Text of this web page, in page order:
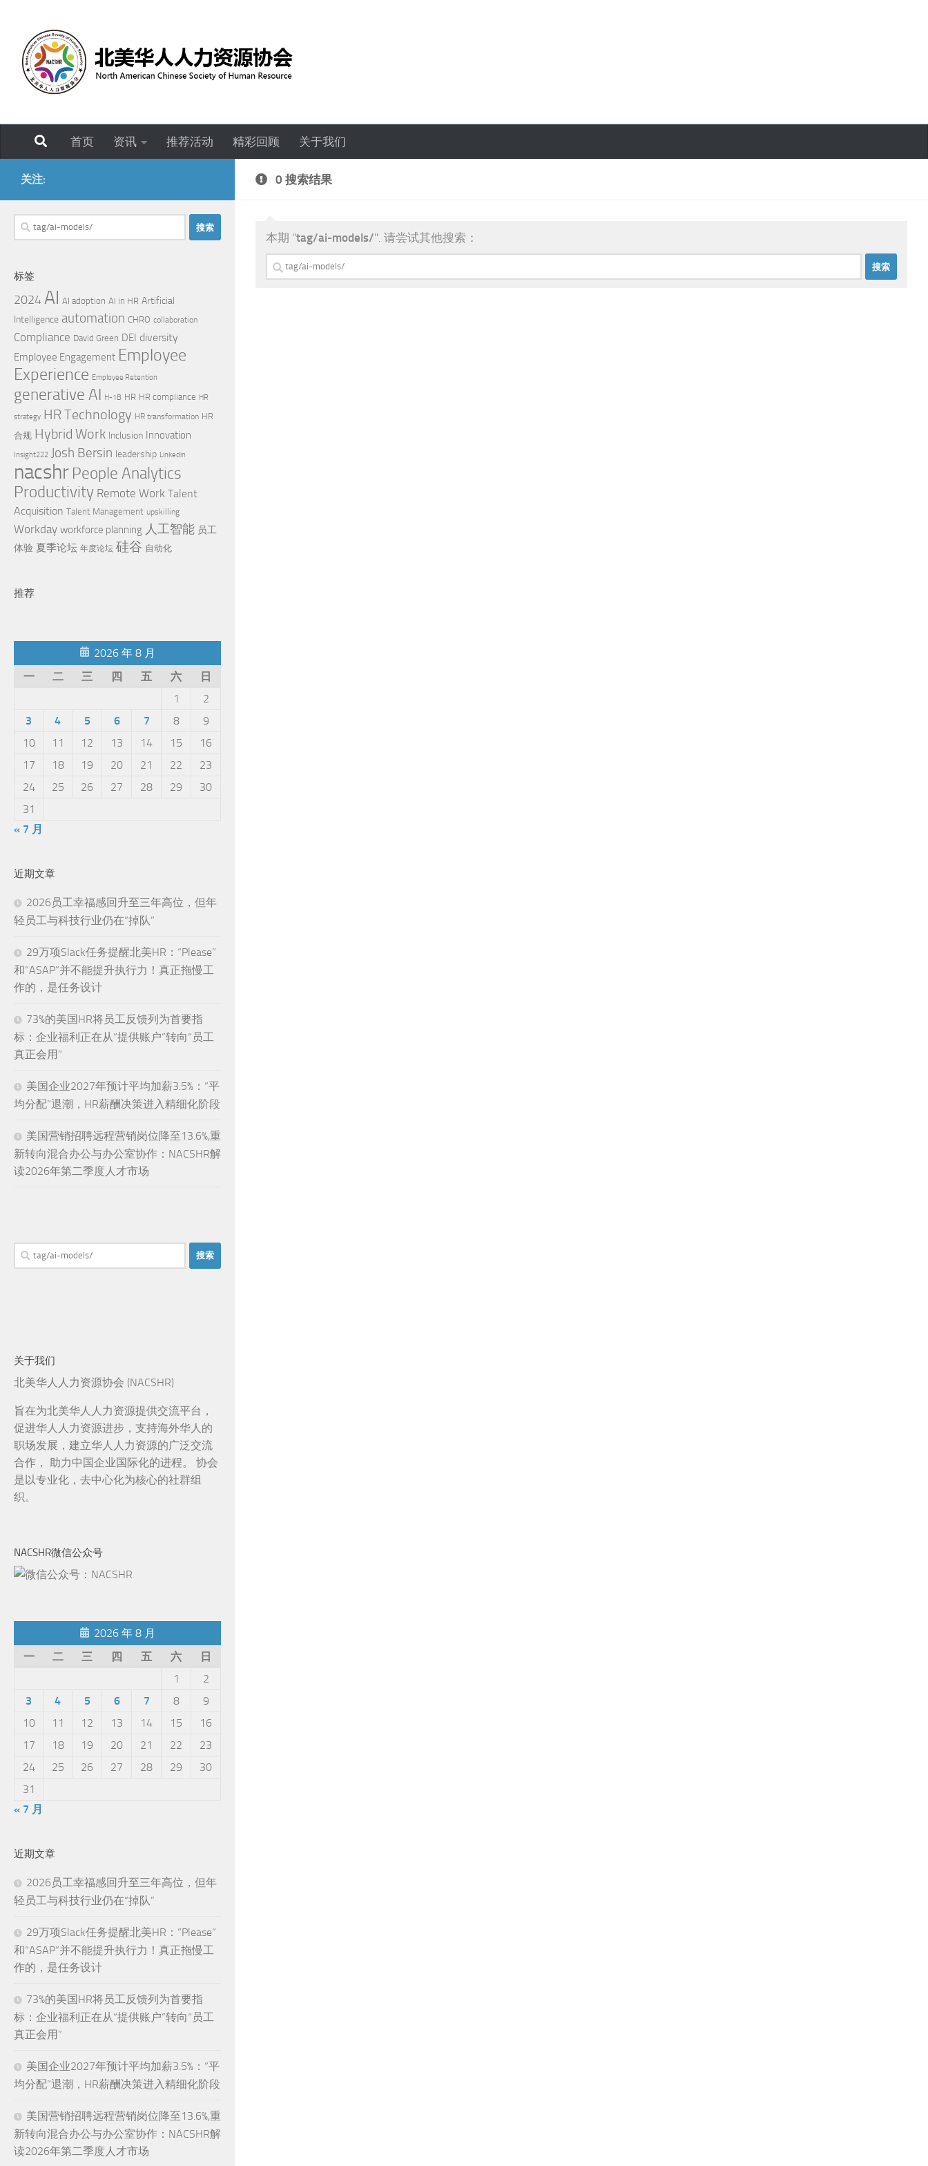
首页 资讯 推荐活动 精彩回顾 关于我们
0 搜索结果
本期 "tag/ai-models/". 请尝试其他搜索：
搜
索：
关注:
搜
索：
标签
2024 AI AI adoption AI in HR Artificial
Intelligence automation CHRO collaboration
Compliance David Green DEI diversity
Employee Engagement Employee
Experience Employee Retention
generative AI H-1B HR HR compliance HR
strategy HR Technology HR transformation HR
合规 Hybrid Work Inclusion Innovation
Insight222 Josh Bersin leadership Linkedin
nacshr People Analytics
Productivity Remote Work Talent
Acquisition Talent Management upskilling
Workday workforce planning 人工智能 员工
体验 夏季论坛 年度论坛 硅谷 自动化
推荐
2026 年 8 月
一
二 三 四 五 六
日
1
2
3
4 5 6 7 8
9
10
11 12 13 14 15
16
17
18 19 20 21 22
23
24
25 26 27 28 29
30
31
« 7 月
近期文章
2026员工幸福感回升至三年高位，但年
轻员工与科技行业仍在“掉队”
29万项Slack任务提醒北美HR：“Please”
和“ASAP”并不能提升执行力！真正拖慢工
作的，是任务设计
73%的美国HR将员工反馈列为首要指
标：企业福利正在从“提供账户”转向“员工
真正会用”
美国企业2027年预计平均加薪3.5%：“平
均分配”退潮，HR薪酬决策进入精细化阶段
美国营销招聘远程营销岗位降至13.6%,重
新转向混合办公与办公室协作：NACSHR解
读2026年第二季度人才市场
搜
索：
关于我们
北美华人人力资源协会 (NACSHR)
旨在为北美华人人力资源提供交流平台，
促进华人人力资源进步，支持海外华人的
职场发展，建立华人人力资源的广泛交流
合作， 助力中国企业国际化的进程。 协会
是以专业化，去中心化为核心的社群组
织。
NACSHR微信公众号
2026 年 8 月
一
二 三 四 五 六
日
1
2
3
4 5 6 7 8
9
10
11 12 13 14 15
16
17
18 19 20 21 22
23
24
25 26 27 28 29
30
31
« 7 月
近期文章
2026员工幸福感回升至三年高位，但年
轻员工与科技行业仍在“掉队”
29万项Slack任务提醒北美HR：“Please”
和“ASAP”并不能提升执行力！真正拖慢工
作的，是任务设计
73%的美国HR将员工反馈列为首要指
标：企业福利正在从“提供账户”转向“员工
真正会用”
美国企业2027年预计平均加薪3.5%：“平
均分配”退潮，HR薪酬决策进入精细化阶段
美国营销招聘远程营销岗位降至13.6%,重
新转向混合办公与办公室协作：NACSHR解
读2026年第二季度人才市场